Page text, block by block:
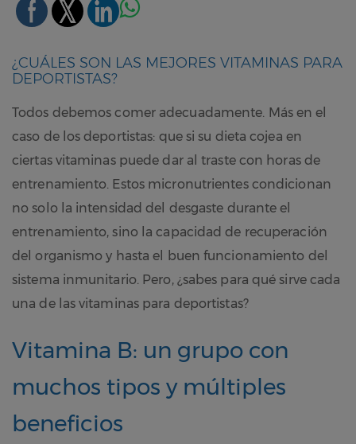
¿CUÁLES SON LAS MEJORES VITAMINAS PARA
DEPORTISTAS?
Todos debemos comer adecuadamente. Más en el
caso de los deportistas: que si su dieta cojea en
ciertas vitaminas puede dar al traste con horas de
entrenamiento. Estos micronutrientes condicionan
no solo la intensidad del desgaste durante el
entrenamiento, sino la capacidad de recuperación
del organismo y hasta el buen funcionamiento del
sistema inmunitario. Pero, ¿sabes para qué sirve cada
una de las vitaminas para deportistas?
Vitamina B: un grupo con
muchos tipos y múltiples
beneficios